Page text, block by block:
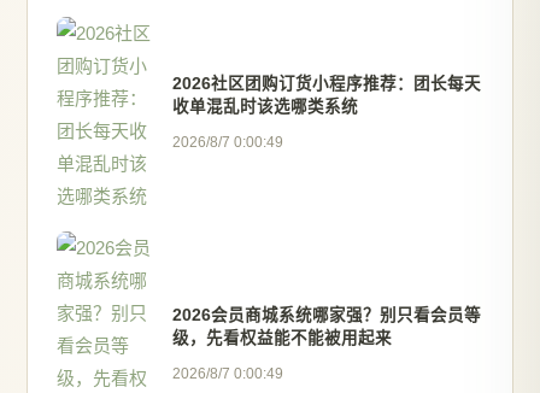
2026社区团购订货小程序推荐：团长每天
收单混乱时该选哪类系统
2026/8/7 0:00:49
2026会员商城系统哪家强？别只看会员等
级，先看权益能不能被用起来
2026/8/7 0:00:49